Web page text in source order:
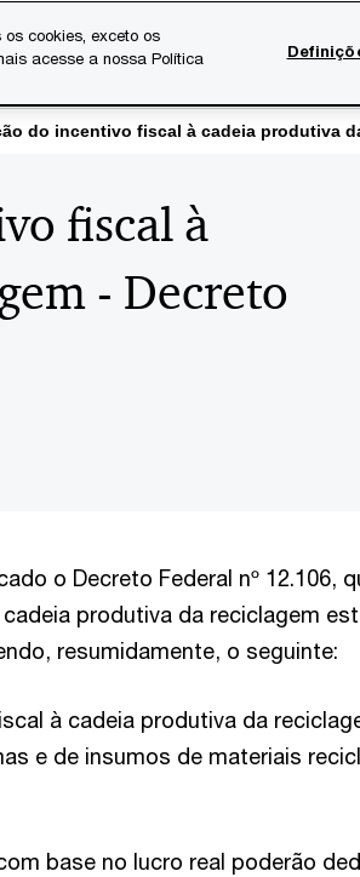
do incentivo fiscal à cadeia produtiva
fiscal à
- Decreto
o Decreto Federal nº 12.106,
produtiva da reciclagem
resumidamente, o seguinte:
à cadeia produtiva da
e de insumos de materiais
base no lucro real poderão
cookies, exceto os
acesse a nossa Política